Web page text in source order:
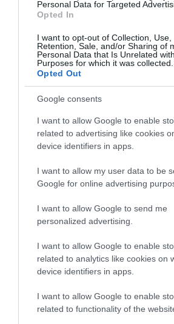
Personal Data for Targeted
Opted In
I want to opt-out of Collection, Use,
Retention, Sale, and/or Sharing of
Personal Data that Is Unrelated
Purposes for which it was collected.
Opted Out
Google consents
I want to allow Google to enable
related to advertising like cookies
device identifiers in apps.
I want to allow my user data to be
Google for online advertising
I want to allow Google to send me
personalized advertising.
I want to allow Google to enable
related to analytics like cookies on
device identifiers in apps.
I want to allow Google to enable
related to functionality of the
Μπαλατσούκας pagenews.gr:«Η
πυροσβέστες όταν τους λέει
Γ.Βρεττάκος στο pagenews.gr: «Το
Συνταγματική Αναθεώρηση και